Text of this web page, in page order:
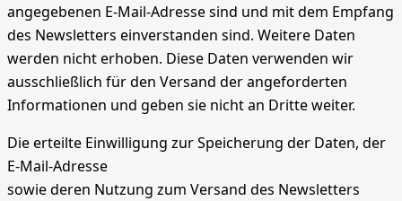
angegebenen E-Mail-Adresse sind und mit dem Empfang
des Newsletters einverstanden sind. Weitere Daten
werden nicht erhoben. Diese Daten verwenden wir
ausschließlich für den Versand der angeforderten
Informationen und geben sie nicht an Dritte weiter.
Die erteilte Einwilligung zur Speicherung der Daten, der
E-Mail-Adresse
sowie deren Nutzung zum Versand des Newsletters